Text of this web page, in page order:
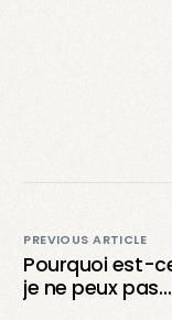
PREVIOUS ARTICLE
Pourquoi est-
je ne peux pas